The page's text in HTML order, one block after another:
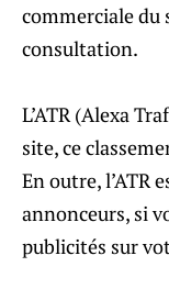
commerciale du
consultation.
L’ATR (Alexa
site, ce
En outre, l’ATR
annonceurs, si
publicités sur